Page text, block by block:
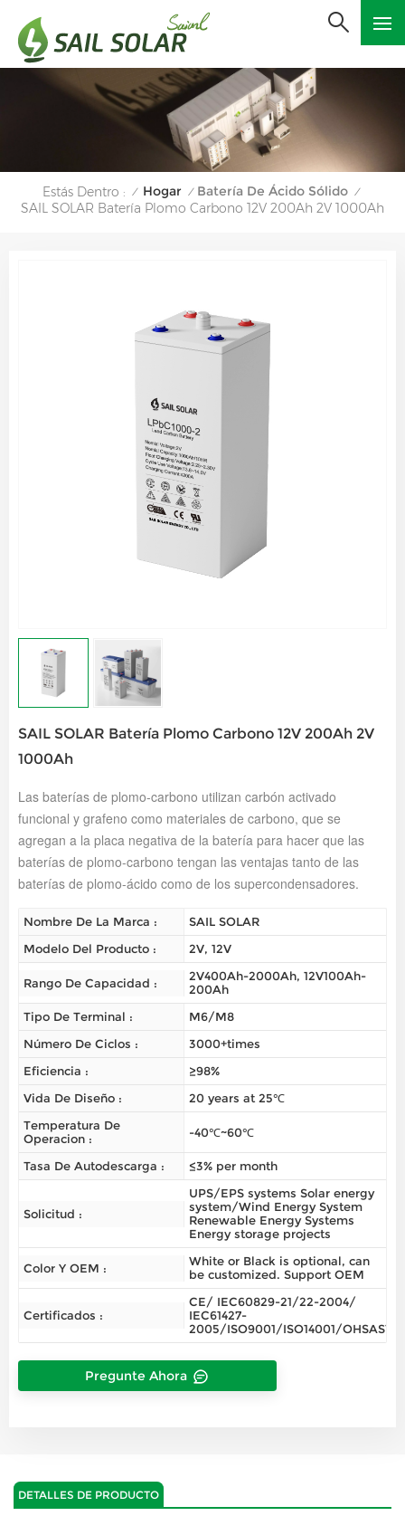
Estás Dentro : / Hogar / Batería De Ácido Sólido /
SAIL SOLAR Batería Plomo Carbono 12V 200Ah 2V 1000Ah
SAIL SOLAR Batería Plomo Carbono 12V 200Ah 2V
1000Ah
Las baterías de plomo-carbono utilizan carbón activado
funcional y grafeno como materiales de carbono, que se
agregan a la placa negativa de la batería para hacer que las
baterías de plomo-carbono tengan las ventajas tanto de las
baterías de plomo-ácido como de los supercondensadores.
Nombre De La Marca :
SAIL SOLAR
Modelo Del Producto :
2V, 12V
Rango De Capacidad :
2V400Ah-2000Ah, 12V100Ah-
200Ah
Tipo De Terminal :
M6/M8
Número De Ciclos :
3000+times
Eficiencia :
≥98%
Vida De Diseño :
20 years at 25℃
Temperatura De
Operacion :
-40℃~60℃
Tasa De Autodescarga : ≤3% per month
Solicitud :
UPS/EPS systems Solar energy
system/Wind Energy System
Renewable Energy Systems
Energy storage projects
Color Y OEM :
White or Black is optional, can
be customized. Support OEM
Certificados :
CE/ IEC60829-21/22-2004/
IEC61427-
2005/ISO9001/ISO14001/
Pregunte Ahora
DETALLES DE PRODUCTO